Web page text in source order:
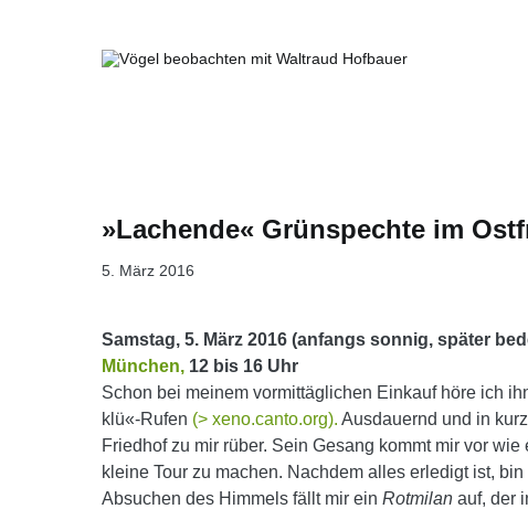
»Lachende« Grünspechte im
5. März 2016
Samstag, 5. März 2016 (anfangs sonnig, später
München, 12 bis 16 Uhr
Schon bei meinem vormittäglichen Einkauf höre ich
klü«-Rufen (> xeno.canto.org). Ausdauernd und in
Friedhof zu mir rüber. Sein Gesang kommt mir vor
kleine Tour zu machen. Nachdem alles erledigt ist,
Absuchen des Himmels fällt mir ein Rotmilan auf, der